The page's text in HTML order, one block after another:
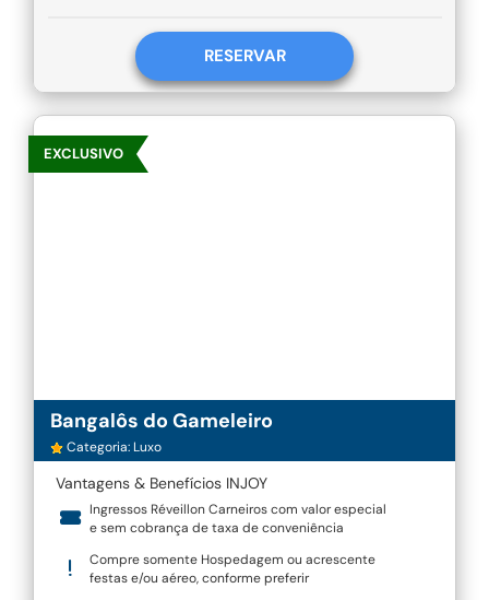
RESERVAR
EXCLUSIVO
Bangalôs do Gameleiro
Categoria: Luxo
Vantagens & Benefícios INJOY
Ingressos Réveillon Carneiros com valor especial
e sem cobrança de taxa de conveniência
Compre somente Hospedagem ou acrescente
festas e/ou aéreo, conforme preferir